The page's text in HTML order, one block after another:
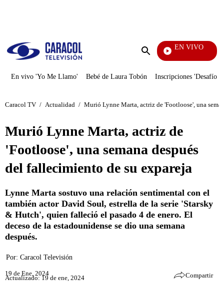
Enviar
EN VIVO
Día A
En vivo 'Yo Me Llamo' Bebé de Laura Tobón Inscripciones 'Desafío'
Caracol TV / Actualidad / Murió Lynne Marta, actriz de 'Footloose', una
Murió Lynne Marta, actriz de
'Footloose', una semana después
del fallecimiento de su expareja
Lynne Marta sostuvo una relación sentimental con el
también actor David Soul, estrella de la serie 'Starsky
& Hutch', quien falleció el pasado 4 de enero. El
deceso de la estadounidense se dio una semana
después.
Por: Caracol Televisión
19 de Ene, 2024
Actualizado: 19 de ene, 2024 Compartir